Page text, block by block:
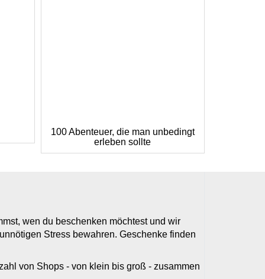
100 Abenteuer, die man unbedingt
erleben sollte
wen du beschenken möchtest und wir
Stress bewahren. Geschenke finden
von Shops - von klein bis groß - zusammen